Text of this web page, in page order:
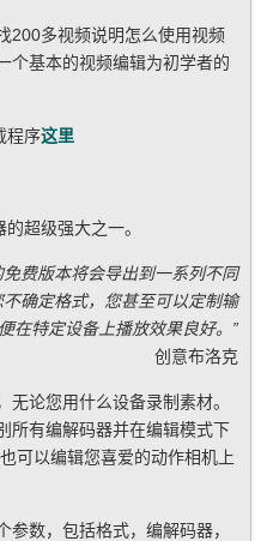
200多视频说明怎么使用视频
个基本的视频编辑为初学者的
程序这里
超级强大之一。
费版本将会导出到一系列不同
确定格式，您甚至可以定制输
在特定设备上播放效果良好。”
创意布洛克
论您用什么设备录制素材。
所有编解码器并在编辑模式下
可以编辑您喜爱的动作相机上
数，包括格式，编解码器，